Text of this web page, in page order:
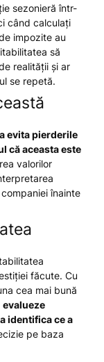
sezonieră într-
când calculați
impozite au
să
realității și ar
se repetă.
evita pierderile
că aceasta este
valorilor
înainte
făcute. Cu
cea mai bună
evalueze
identifica ce a
pe baza